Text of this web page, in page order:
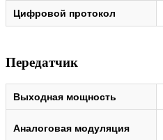
Цифровой протокол
Передатчик
Выходная мощность
Аналоговая модуляция